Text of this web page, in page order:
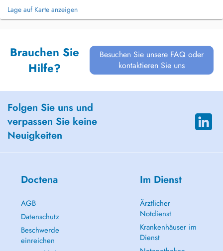
Lage auf Karte anzeigen
Brauchen Sie
Hilfe?
Besuchen Sie unsere FAQ oder
kontaktieren Sie uns
Folgen Sie uns und
verpassen Sie keine
Neuigkeiten
Doctena
AGB
Datenschutz
Beschwerde
einreichen
Im Dienst
Ärztlicher
Notdienst
Krankenhäuser im
Dienst